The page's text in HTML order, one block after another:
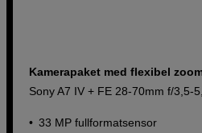
Kamerapaket med flexibel
Sony A7 IV + FE 28-70mm f/3,5-
33 MP fullformatsensor